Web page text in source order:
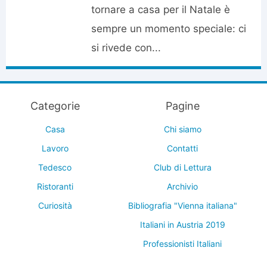
tornare a casa per il Natale è
sempre un momento speciale: ci
si rivede con...
Categorie
Casa
Lavoro
Tedesco
Ristoranti
Curiosità
Pagine
Chi siamo
Contatti
Club di Lettura
Archivio
Bibliografia "Vienna italiana"
Italiani in Austria 2019
Professionisti Italiani